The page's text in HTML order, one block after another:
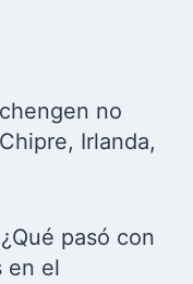
no
Irlanda,
pasó con
en el